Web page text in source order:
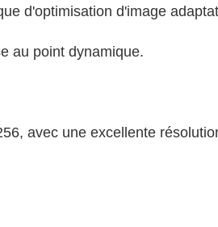
d'optimisation d'image
au point dynamique.
avec une excellente